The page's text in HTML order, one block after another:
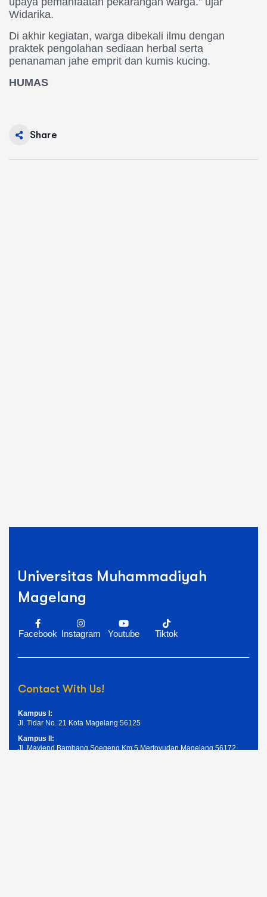
Widarika.
Di akhir kegiatan, warga dibekali ilmu dengan
praktek pengolahan sediaan herbal serta
penanaman jahe emprit dan kumis kucing.
HUMAS
Share
Universitas Muhammadiyah
Magelang
Facebook Instagram Youtube Tiktok
Contact With Us!
Kampus I:
Jl. Tidar No. 21 Kota Magelang 56125
Kampus II:
Jl. Mayjend Bambang Soegeng Km.5 Mertoyudan Magelang 56172